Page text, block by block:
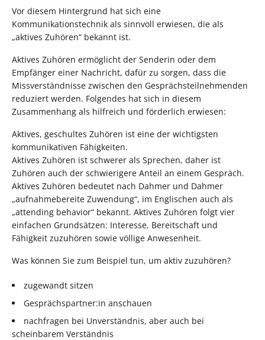
Vor diesem Hintergrund hat sich eine
Kommunikationstechnik als sinnvoll erwiesen, die als
„aktives Zuhören“ bekannt ist.
Aktives Zuhören ermöglicht der Senderin oder dem
Empfänger einer Nachricht, dafür zu sorgen, dass die
Missverständnisse zwischen den Gesprächsteilnehmenden
reduziert werden. Folgendes hat sich in diesem
Zusammenhang als hilfreich und förderlich erwiesen:
Aktives, geschultes Zuhören ist eine der wichtigsten
kommunikativen Fähigkeiten.
Aktives Zuhören ist schwerer als Sprechen, daher ist
Zuhören auch der schwierigere Anteil an einem Gespräch.
Aktives Zuhören bedeutet nach Dahmer und Dahmer
„aufnahmebereite Zuwendung“, im Englischen auch als
„attending behavior“ bekannt. Aktives Zuhören folgt vier
einfachen Grundsätzen: Interesse, Bereitschaft und
Fähigkeit zuzuhören sowie völlige Anwesenheit.
Was können Sie zum Beispiel tun, um aktiv zuzuhören?
zugewandt sitzen
Gesprächspartner:in anschauen
nachfragen bei Unverständnis, aber auch bei
scheinbarem Verständnis